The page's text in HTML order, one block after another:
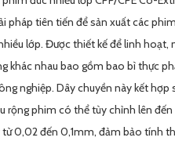
pháp tiên tiến để sản xuất các
lớp. Được thiết kế để linh hoạt,
khác nhau bao gồm bao bì thực
nghiệp. Dây chuyền này kết hợp
rộng phim có thể tùy chỉnh lên đến
0,02 đến 0,1mm, đảm bảo tính